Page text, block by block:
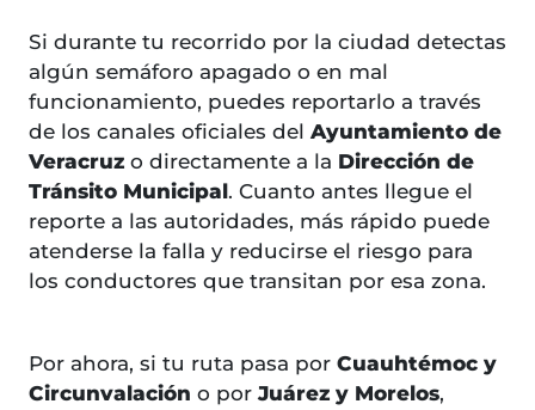
Si durante tu recorrido por la ciudad detectas
algún semáforo apagado o en mal
funcionamiento, puedes reportarlo a través
de los canales oficiales del Ayuntamiento de
Veracruz o directamente a la Dirección de
Tránsito Municipal. Cuanto antes llegue el
reporte a las autoridades, más rápido puede
atenderse la falla y reducirse el riesgo para
los conductores que transitan por esa zona.
Por ahora, si tu ruta pasa por Cuauhtémoc y
Circunvalación o porJuárez y Morelos,